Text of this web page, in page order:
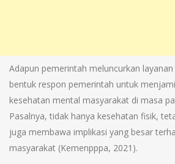
Adapun pemerintah meluncurkan layanan
bentuk respon pemerintah untuk
kesehatan mental masyarakat di masa
Pasalnya, tidak hanya kesehatan fisik,
juga membawa implikasi yang besar
masyarakat (Kemenpppa, 2021).